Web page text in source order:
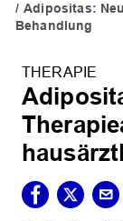
Adipositas:
Behandlung
THERAPIE